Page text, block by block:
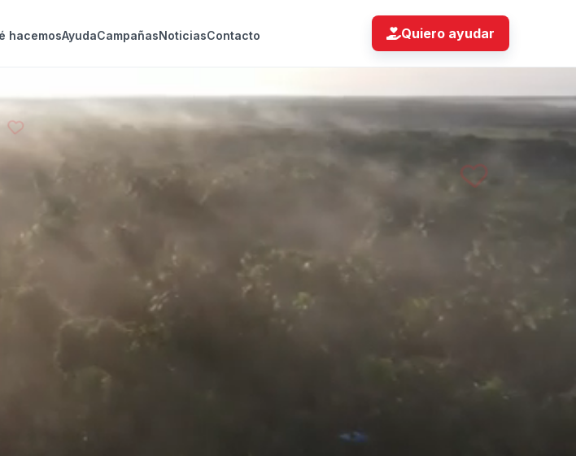
hacemosAyudaCampañasNoticiasContacto Quiero ayudar